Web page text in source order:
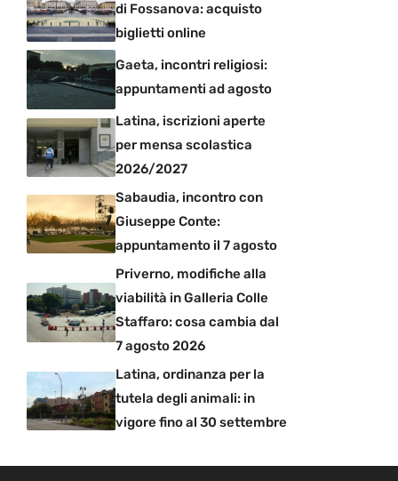
di Fossanova: acquisto
biglietti online
Gaeta, incontri religiosi:
appuntamenti ad agosto
Latina, iscrizioni aperte
per mensa scolastica
2026/2027
Sabaudia, incontro con
Giuseppe Conte:
appuntamento il 7 agosto
Priverno, modifiche alla
viabilità in Galleria Colle
Staffaro: cosa cambia dal
7 agosto 2026
Latina, ordinanza per la
tutela degli animali: in
vigore fino al 30 settembre